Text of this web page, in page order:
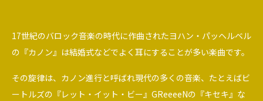
17世紀のバロック音楽の時代に作曲されたヨハン・パッヘルベル
の『カノン』は結婚式などでよく耳にすることが多い楽曲です。
その旋律は、カノン進行と呼ばれ現代の多くの音楽、たとえばビ
ートルズの『レット・イット・ビー』GReeeeNの『キセキ』な